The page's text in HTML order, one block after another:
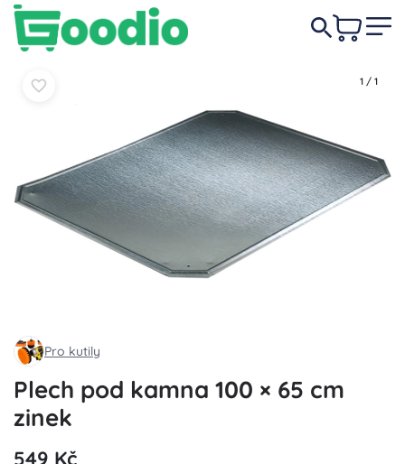
1 / 1
Pro kutily
Plech pod kamna 100 × 65 cm
zinek
549 Kč
549 Kč Do košíku